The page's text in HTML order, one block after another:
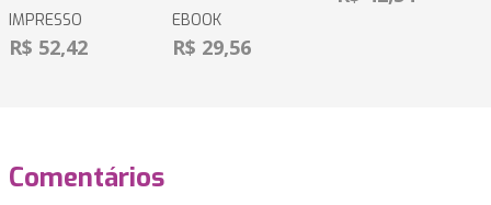
IMPRESSO
R$ 52,42
EBOOK
R$ 29,56
Comentários